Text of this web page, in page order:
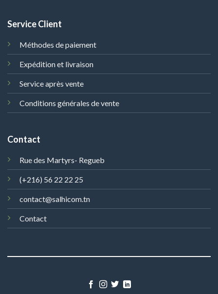
Service Client
Méthodes de paiement
Expédition et livraison
Service après vente
Conditions générales de vente
Contact
Rue des Martyrs- Regueb
(+216) 56 22 22 25
contact@salhicom.tn
Contact